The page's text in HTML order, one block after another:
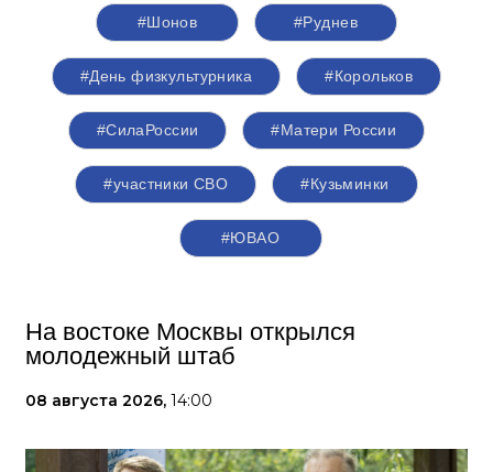
#Шонов #Руднев
#День физкультурника #Корольков
#СилаРоссии #Матери России
#участники СВО #Кузьминки
#ЮВАО
На востоке Москвы открылся
молодежный штаб
08 августа 2026, 14:00